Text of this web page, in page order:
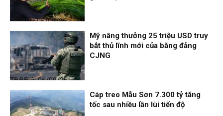
Thời sự
06/08/26, 19:09
Thế giới
06/08/26, 19:05
Mỹ nâng thưởng 25 triệu USD truy
bắt thủ lĩnh mới của băng đảng
CJNG
Cáp treo Mẫu Sơn 7.300 tỷ tăng
tốc sau nhiều lần lùi tiến độ